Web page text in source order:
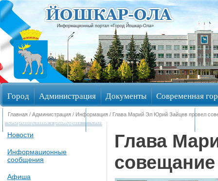
Информационный портал «Город Йошкар-Ола»
Город Администрация Документы Современная
Обращения граждан Общественные обсуждения
Главная / Администрация / Информация / Глава Марий Эл Юрий Зайцев провел
Новости
Информационные
сообщения
Афиша
Глава